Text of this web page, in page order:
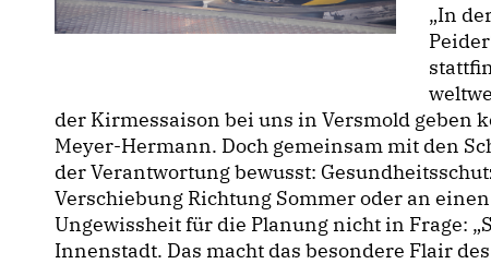
In der
der Kirmessaison bei uns in Versmold geben
Meyer-Hermann. Doch gemeinsam mit den
der Verantwortung bewusst:
Verschiebung Richtung Sommer oder an
Ungewissheit für die Planung nicht in Frage:
Innenstadt. Das macht das besondere Flair